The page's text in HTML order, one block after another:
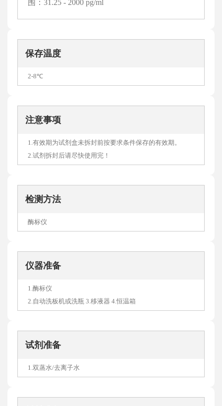
围：31.25 - 2000 pg/ml
保存温度
2-8℃
注意事项
1.有效期为试剂盒未拆封前按要求条件保存的有效期。
2.试剂拆封后请尽快使用完！
检测方法
酶标仪
仪器准备
1.酶标仪
2.自动洗板机或洗瓶 3.移液器 4.恒温箱
试剂准备
1.双蒸水/去离子水